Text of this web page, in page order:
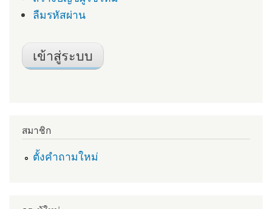
ลืมรหัสผ่าน
สมาชิก
ตั้งคำถามใหม่